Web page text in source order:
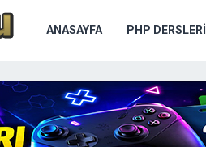
ANASAYFA PHP DERSLERI